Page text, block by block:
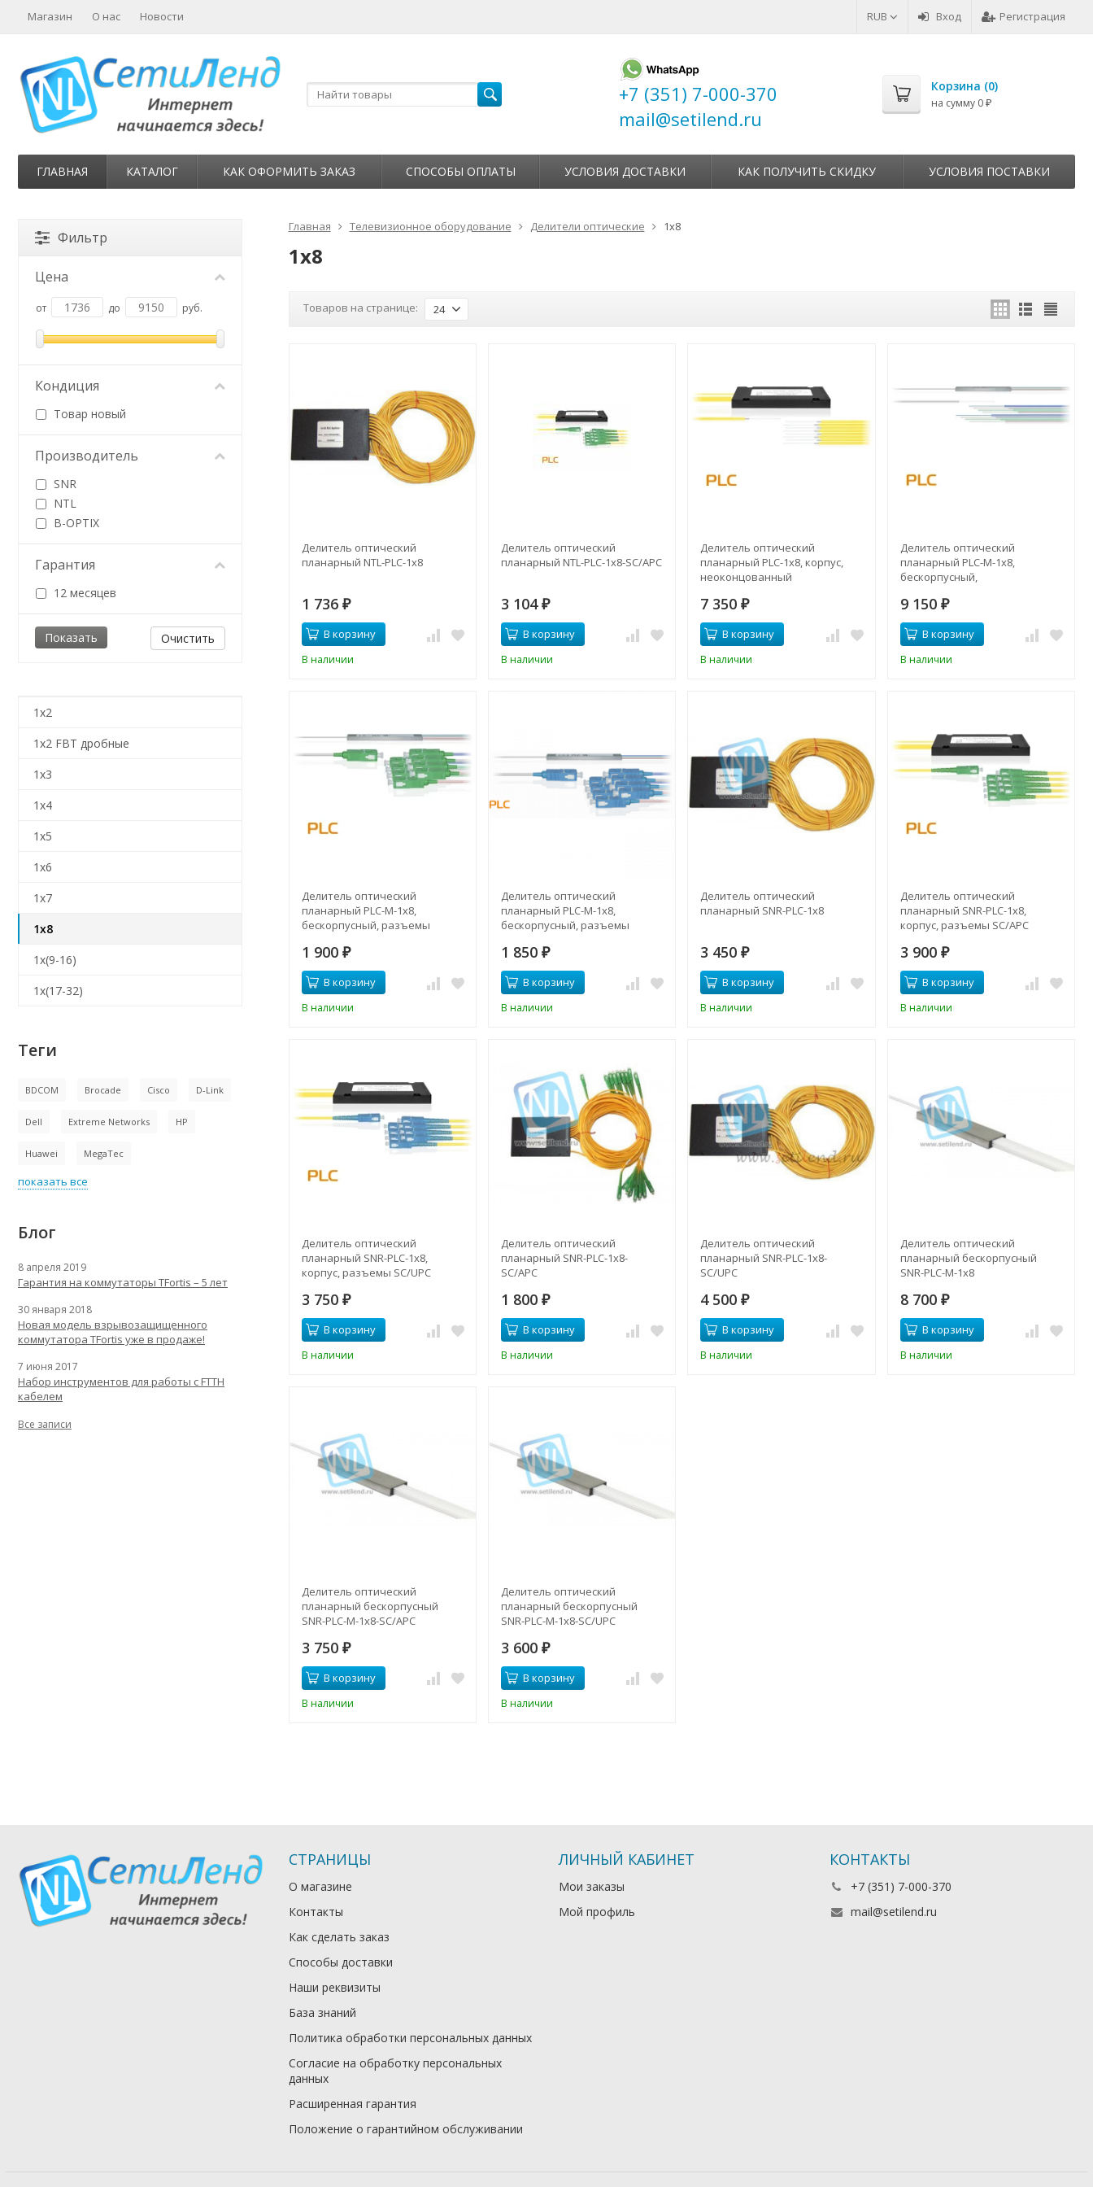
RUB Вход Регистрация
Магазин О нас Новости
+7 (351) 7-000-370
mail@setilend.ru
Корзина (0)
на сумму 0 ₽
ГЛАВНАЯ КАТАЛОГ КАК ОФОРМИТЬ ЗАКАЗ СПОСОБЫ ОПЛАТЫ УСЛОВИЯ ДОСТАВКИ КАК ПОЛУЧИТЬ СКИДКУ УСЛОВИЯ ПОСТАВКИ
Главная Телевизионное оборудование Делители оптические 1x8
1x8
Товаров на странице: 24
Делитель оптический
планарный NTL-PLC-1x8
1 736 ₽
В корзину
В наличии
Делитель оптический
планарный NTL-PLC-1x8-SC/APC
3 104 ₽
В корзину
В наличии
Делитель оптический
планарный PLC-1x8, корпус,
неоконцованный
7 350₽
В корзину
В наличии
Делитель оптический
планарный PLC-M-1x8,
бескорпусный,
9 150 ₽
В корзину
В наличии
Делитель оптический
планарный PLC-M-1x8,
бескорпусный, разъемы
1 900 ₽
В корзину
В наличии
Делитель оптический
планарный PLC-M-1x8,
бескорпусный, разъемы
1 850 ₽
В корзину
В наличии
Делитель оптический
планарный SNR-PLC-1x8
3 450₽
В корзину
В наличии
Делитель оптический
планарный SNR-PLC-1x8,
корпус, разъемы SC/APC
3 900 ₽
В корзину
В наличии
Делитель оптический
планарный SNR-PLC-1x8,
корпус, разъемы SC/UPC
3 750 ₽
В корзину
В наличии
Делитель оптический
планарный SNR-PLC-1x8-
SC/APC
1 800 ₽
В корзину
В наличии
Делитель оптический
планарный SNR-PLC-1x8-
SC/UPC
4 500₽
В корзину
В наличии
Делитель оптический
планарный бескорпусный
SNR-PLC-M-1x8
8 700 ₽
В корзину
В наличии
Делитель оптический
планарный бескорпусный
SNR-PLC-M-1x8-SC/APC
3 750 ₽
В корзину
В наличии
Делитель оптический
планарный бескорпусный
SNR-PLC-M-1x8-SC/UPC
3 600 ₽
В корзину
В наличии
Фильтр
Цена
от до руб.
Кондиция
Товар новый
Производитель
SNR
NTL
B-OPTIX
Гарантия
12 месяцев
Очистить
1x2
1x2 FBT дробные
1x3
1x4
1x5
1x6
1x7
1x8
1x(9-16)
1x(17-32)
Теги
BDCOM Brocade Cisco D-Link
Dell Extreme Networks HP
Huawei MegaTec
показать все
Блог
8 апреля 2019
Гарантия на коммутаторы TFortis – 5 лет
30 января 2018
Новая модель взрывозащищенного
коммутатора TFortis уже в продаже!
7 июня 2017
Набор инструментов для работы с FTTH
кабелем
Все записи
СТРАНИЦЫ
О магазине
Контакты
Как сделать заказ
Способы доставки
Наши реквизиты
База знаний
Политика обработки персональных данных
Согласие на обработку персональных
данных
Расширенная гарантия
Положение о гарантийном обслуживании
ЛИЧНЫЙ КАБИНЕТ
Мои заказы
Мой профиль
КОНТАКТЫ
+7 (351) 7-000-370
mail@setilend.ru